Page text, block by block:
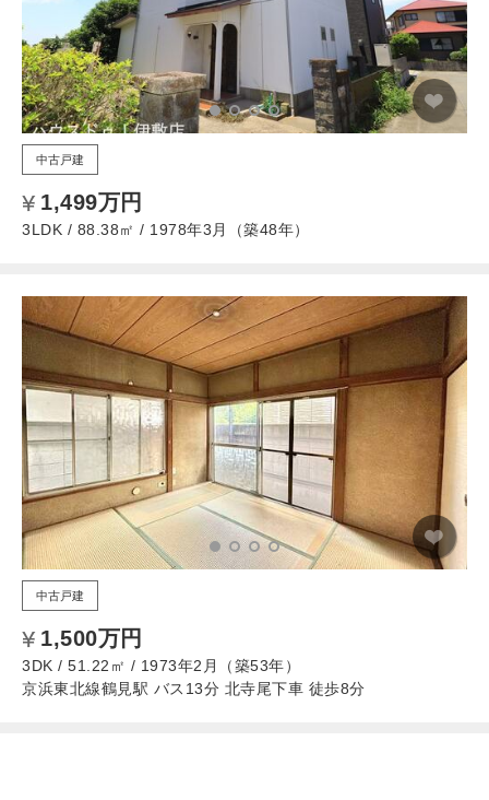
中古戸建
1,499万円
3LDK / 88.38㎡ / 1978年3月（築48年）
中古戸建
1,500万円
3DK / 51.22㎡ / 1973年2月（築53年）
京浜東北線鶴見駅 バス13分 北寺尾下車 徒歩8分